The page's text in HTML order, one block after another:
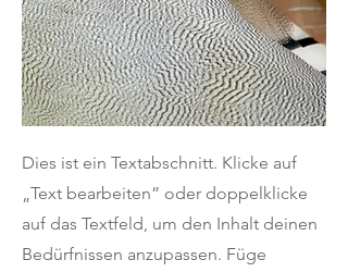
Dies ist ein Textabschnitt. Klicke auf
„Text bearbeiten” oder doppelklicke
auf das Textfeld, um den Inhalt deinen
Bedürfnissen anzupassen. Füge